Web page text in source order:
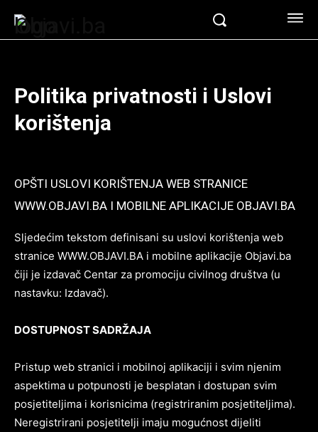
Politika privatnosti i Uslovi
korištenja
OPŠTI USLOVI KORIŠTENJA WEB STRANICE
WWW.OBJAVI.BA I MOBILNE APLIKACIJE OBJAVI.BA
Sljedećim tekstom definisani su uslovi korištenja web
stranice WWW.OBJAVI.BA i mobilne aplikacije Objavi.ba
čiji je izdavač Centar za promociju civilnog društva (u
nastavku: Izdavač).
DOSTUPNOST SADRŽAJA
Pristup web stranici i mobilnoj aplikaciji i svim njenim
aspektima u potpunosti je besplatan i dostupan svim
posjetiteljima i korisnicima (registriranim posjetiteljima).
Neregistrirani posjetitelji imaju mogućnost dijeliti